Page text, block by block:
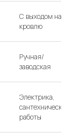
С выходом на
кровлю
Ручная/
заводская
Электрика,
сантехнические
работы